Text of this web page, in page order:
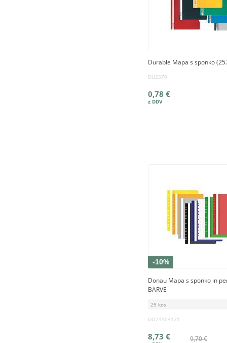
Durable Mapa s sponko
DU2570
0,78 €
-10%
Donau Mapa s sponko in
BARVE
25 kos
DO21104121
9,70 €
8,73 €